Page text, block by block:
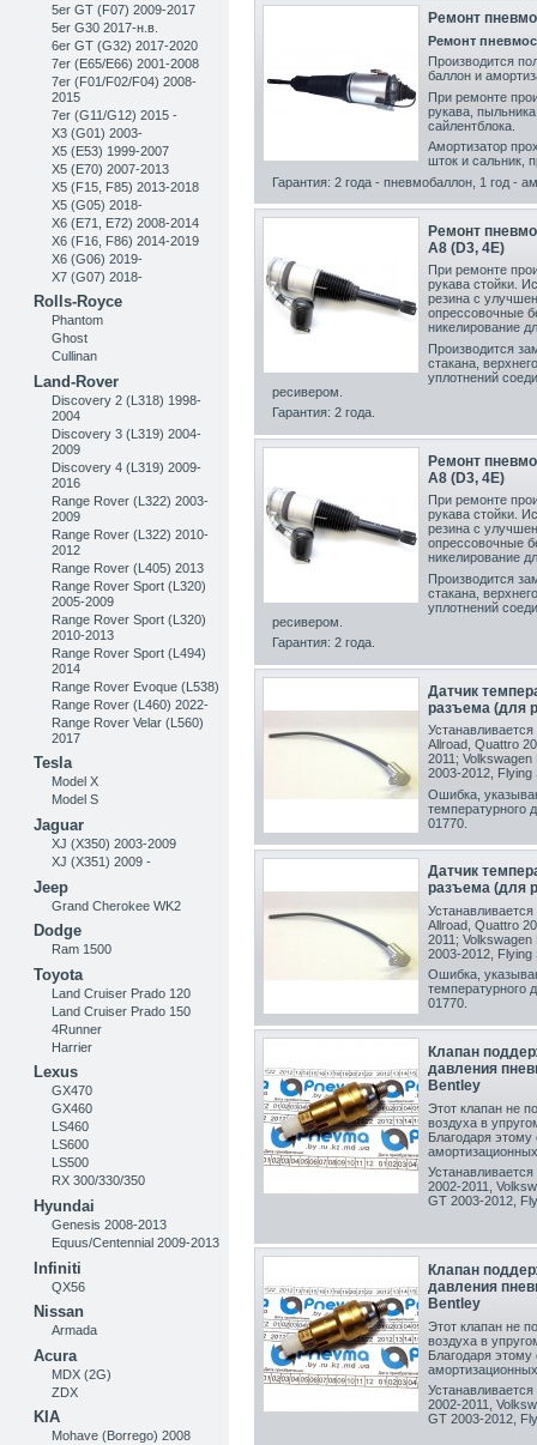
5er GT (F07) 2009-2017
5er G30 2017-н.в.
6er GT (G32) 2017-2020
7er (E65/E66) 2001-2008
7er (F01/F02/F04) 2008-
2015
7er (G11/G12) 2015 -
X3 (G01) 2003-
X5 (E53) 1999-2007
X5 (E70) 2007-2013
X5 (F15, F85) 2013-2018
X5 (G05) 2018-
X6 (E71, E72) 2008-2014
X6 (F16, F86) 2014-2019
X6 (G06) 2019-
X7 (G07) 2018-
Rolls-Royce
Phantom
Ghost
Cullinan
Land-Rover
Discovery 2 (L318) 1998-
2004
Discovery 3 (L319) 2004-
2009
Discovery 4 (L319) 2009-
2016
Range Rover (L322) 2003-
2009
Range Rover (L322) 2010-
2012
Range Rover (L405) 2013
Range Rover Sport (L320)
2005-2009
Range Rover Sport (L320)
2010-2013
Range Rover Sport (L494)
2014
Range Rover Evoque (L538)
Range Rover (L460) 2022-
Range Rover Velar (L560)
2017
Tesla
Model X
Model S
Jaguar
XJ (X350) 2003-2009
XJ (X351) 2009 -
Jeep
Grand Cherokee WK2
Dodge
Ram 1500
Toyota
Land Cruiser Prado 120
Land Cruiser Prado 150
4Runner
Harrier
Lexus
GX470
GX460
LS460
LS600
LS500
RX 300/330/350
Hyundai
Genesis 2008-2013
Equus/Centennial 2009-2013
Infiniti
QX56
Nissan
Armada
Acura
MDX (2G)
ZDX
KIA
Mohave (Borrego) 2008
Ремонт
Ремонт
Производится
баллон и
При ремонте
рукава,
сайлентблока.
Амортизатор
шток и сальник,
Гарантия: 2 года - пневмобаллон, 1 год -
Ремонт
A8 (D3, 4E)
При ремонте
рукава стойки.
резина с
опрессовочные
никелирование
Производится
стакана,
уплотнений
ресивером.
Гарантия: 2 года.
Ремонт
A8 (D3, 4E)
При ремонте
рукава стойки.
резина с
опрессовочные
никелирование
Производится
стакана,
уплотнений
ресивером.
Гарантия: 2 года.
Датчик
разъема (для
Allroad, Quattro
2011 ;
2003-2012, Flying
Ошибка,
температурного
01770.
Датчик
разъема (для
Allroad, Quattro
2011 ;
2003-2012, Flying
Ошибка,
температурного
01770.
Клапан
давления
Bentley
Этот клапан не
воздуха в
Благодаря этому
2002-2011,
GT 2003-2012,
Клапан
давления
Bentley
Этот клапан не
воздуха в
Благодаря этому
2002-2011,
GT 2003-2012,